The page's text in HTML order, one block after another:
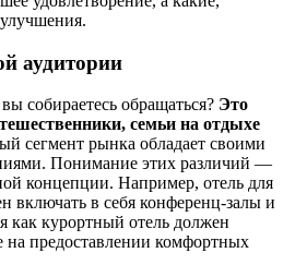
аудитории
собираетесь обращаться? Это
семьи на отдыхе
сегмент рынка обладает своими
Понимание этих различий —
концепции. Например, отель для
включать в себя конференц-залы и
как курортный отель должен
на предоставлении комфортных